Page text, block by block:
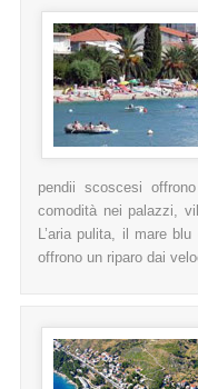
pendii scoscesi
comodità nei palazzi,
L’aria pulita, il mare
offrono un riparo dai